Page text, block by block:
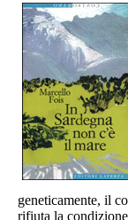
geneticamente, il
rifiuta la